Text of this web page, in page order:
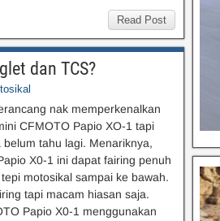
Read Post
dan TCS?
nak memperkenalkan
CFMOTO Papio XO-1 tapi
tahu lagi. Menariknya,
X0-1 ini dapat fairing penuh
motosikal sampai ke bawah.
tapi macam hiasan saja.
Papio X0-1 menggunakan